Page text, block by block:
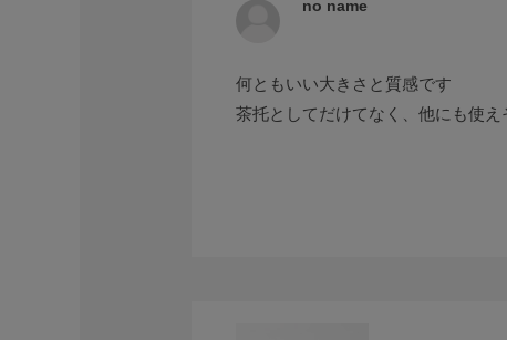
no name
何ともいい大きさと質感です
茶托としてだけてなく、他にも使え